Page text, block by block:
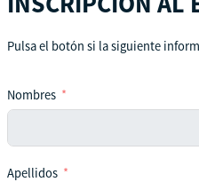
Pulsa el botón si la siguiente
Nombres
Apellidos